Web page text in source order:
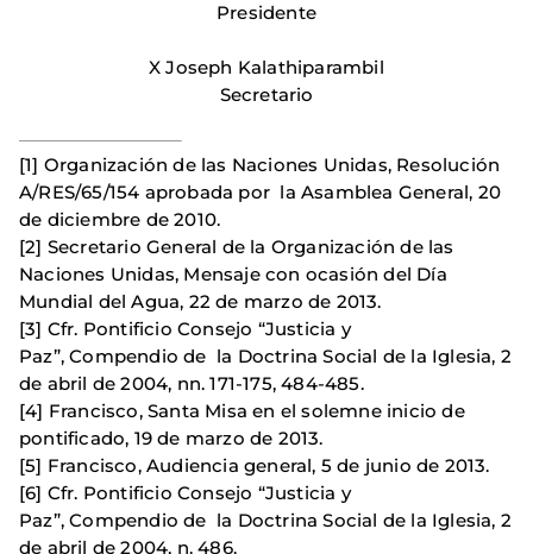
Presidente
X Joseph Kalathiparambil
Secretario
[1] Organización de las Naciones Unidas, Resolución
A/RES/65/154 aprobada por la Asamblea General, 20
de diciembre de 2010.
[2] Secretario General de la Organización de las
Naciones Unidas, Mensaje con ocasión del Día
Mundial del Agua, 22 de marzo de 2013.
[3] Cfr. Pontificio Consejo “Justicia y
Paz”, Compendio de la Doctrina Social de la Iglesia, 2
de abril de 2004, nn. 171-175, 484-485.
[4] Francisco, Santa Misa en el solemne inicio de
pontificado, 19 de marzo de 2013.
[5] Francisco, Audiencia general, 5 de junio de 2013.
[6] Cfr. Pontificio Consejo “Justicia y
Paz”, Compendio de la Doctrina Social de la Iglesia, 2
de abril de 2004, n. 486.